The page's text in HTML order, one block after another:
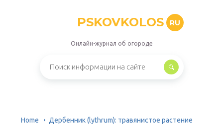
PSKOVKOLOS RU
Онлайн-журнал об огороде
Home Дербенник (lythrum): травянистое растение